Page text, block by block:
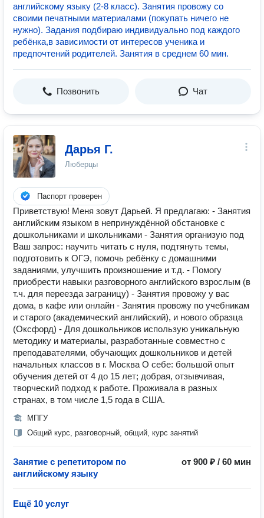
английскому языку (2-8 класс). Занятия провожу со
своими печатными материалами (покупать ничего не
нужно). Задания подбираю индивидуально под каждого
ребёнка,в зависимости от интересов ученика и
предпочтений родителей. Занятия в среднем 60 мин.
Позвонить Чат
Дарья Г.
Люберцы
Паспорт проверен
Приветствую! Меня зовут Дарьей. Я предлагаю: - Занятия
английским языком в непринуждённой обстановке с
дошкольниками и школьниками - Занятия организую под
Ваш запрос: научить читать с нуля, подтянуть темы,
подготовить к ОГЭ, помочь ребёнку с домашними
заданиями, улучшить произношение и т.д. - Помогу
приобрести навыки разговорного английского взрослым (в
т.ч. для переезда заграницу) - Занятия провожу у вас
дома, в кафе или онлайн - Занятия провожу по учебникам
и старого (академический английский), и нового образца
(Оксфорд) - Для дошкольников использую уникальную
методику и материалы, разработанные совместно с
преподавателями, обучающих дошкольников и детей
начальных классов в г. Москва О себе: большой опыт
обучения детей от 4 до 15 лет; добрая, отзывчивая,
творческий подход к работе. Проживала в разных
странах, в том числе 1,5 года в США.
МПГУ
Общий курс, разговорный, общий, курс занятий
Занятие с репетитором по
английскому языку
от 900 ₽ / 60 мин
Ещё 10 услуг